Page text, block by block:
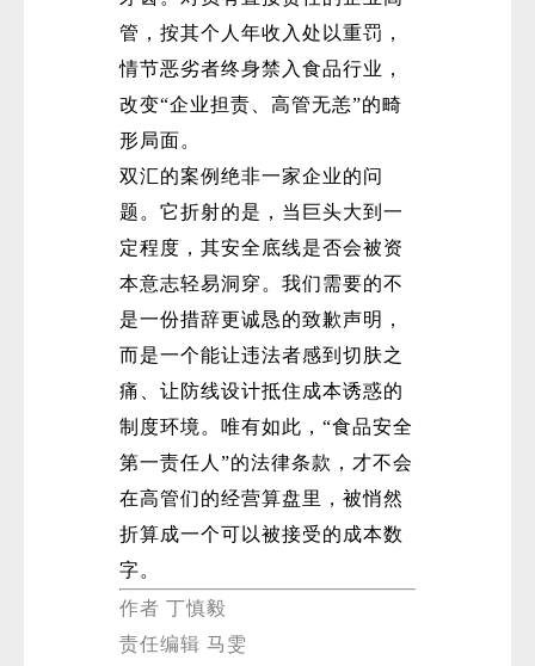
管，按其个人年收入处以重罚，
情节恶劣者终身禁入食品行业，
改变“企业担责、高管无恙”的畸
形局面。
双汇的案例绝非一家企业的问
题。它折射的是，当巨头大到一
定程度，其安全底线是否会被资
本意志轻易洞穿。我们需要的不
是一份措辞更诚恳的致歉声明，
而是一个能让违法者感到切肤之
痛、让防线设计抵住成本诱惑的
制度环境。唯有如此，“食品安全
第一责任人”的法律条款，才不会
在高管们的经营算盘里，被悄然
折算成一个可以被接受的成本数
字。
作者 丁慎毅
责任编辑 马雯